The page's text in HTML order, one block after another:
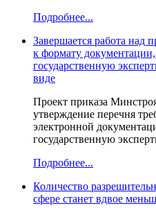
Подробнее...
Завершается работа над
к формату
государственную
виде
Проект приказа
утверждение перечня
электронной
государственную
Подробнее...
Количество
сфере станет вдвое